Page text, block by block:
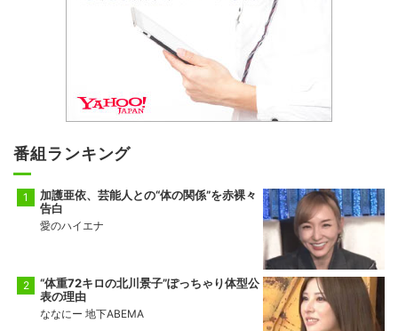
番組ランキング
加護亜依、芸能人との“体の関係”を赤裸々
告白
愛のハイエナ
“体重72キロの北川景子”ぽっちゃり体型公
表の理由
ななにー 地下ABEMA